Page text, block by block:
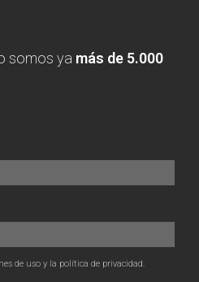
somos ya más de 5.000
de uso y la política de privacidad.